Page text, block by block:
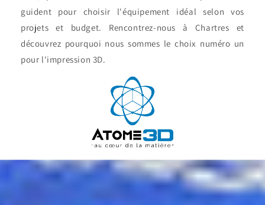
guident pour choisir l'équipement idéal selon vos
projets et budget. Rencontrez-nous à Chartres et
découvrez pourquoi nous sommes le choix numéro un
pour l'impression 3D.